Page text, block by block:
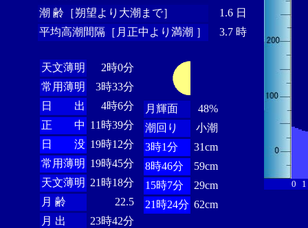
潮 齢［朔望より大潮まで］
1.6 日
平均高潮間隔［月正中より満潮 ］
3.7 時
天文薄明
2時0分
常用薄明
3時33分
日 出
4時6分
正 中 11時39分
日 没 19時12分
常用薄明 19時45分
天文薄明 21時18分
月 齢
22.5
月 出
23時42分
月輝面
48%
潮回り
小潮
3時1分
31cm
8時46分
59cm
15時7分
29cm
21時24分 62cm
0 1